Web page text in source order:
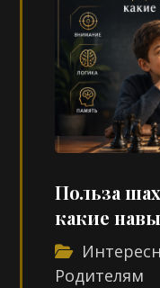
Польза
какие
Родителям